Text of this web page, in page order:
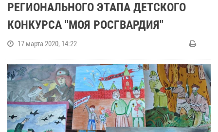
РЕГИОНАЛЬНОГО ЭТАПА ДЕТСКОГО
КОНКУРСА "МОЯ РОСГВАРДИЯ"
17 марта 2020, 14:22